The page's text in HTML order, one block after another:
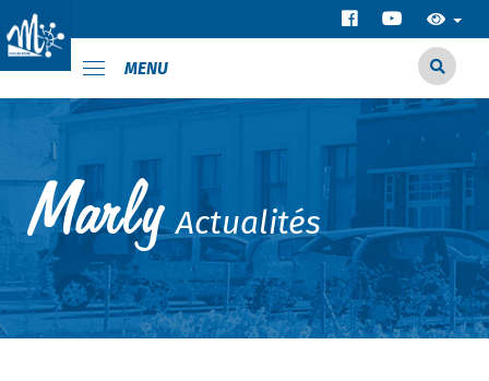
MENU
Actualités